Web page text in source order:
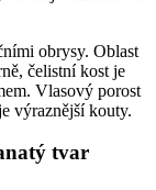
obrysy. Oblast
čelistní kost je
Vlasový porost
výraznější kouty.
tvar